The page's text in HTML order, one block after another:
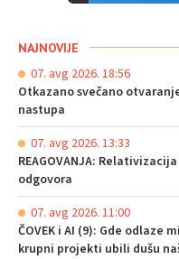
NAJNOVIJE
07. avg 2026. 18:56
Otkazano svečano
nastupa
07. avg 2026. 13:33
REAGOVANJA:
odgovora
07. avg 2026. 11:00
ČOVEK i AI (9): Gde odlaze
krupni projekti ubili dušu